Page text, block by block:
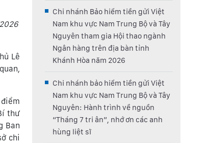
Lê
thư
Ban
chi
Chi nhánh Bảo hiểm tiền gửi Việt
Nam khu vực Nam Trung Bộ và Tây
Nguyên tham gia Hội thao ngành
Ngân hàng trên địa bàn tỉnh
Khánh Hòa năm 2026
Chi nhánh bảo hiểm tiền gửi Việt
Nam khu vực Nam Trung Bộ và Tây
Nguyên: Hành trình về nguồn
“Tháng 7 tri ân”, nhớ ơn các anh
hùng liệt sĩ